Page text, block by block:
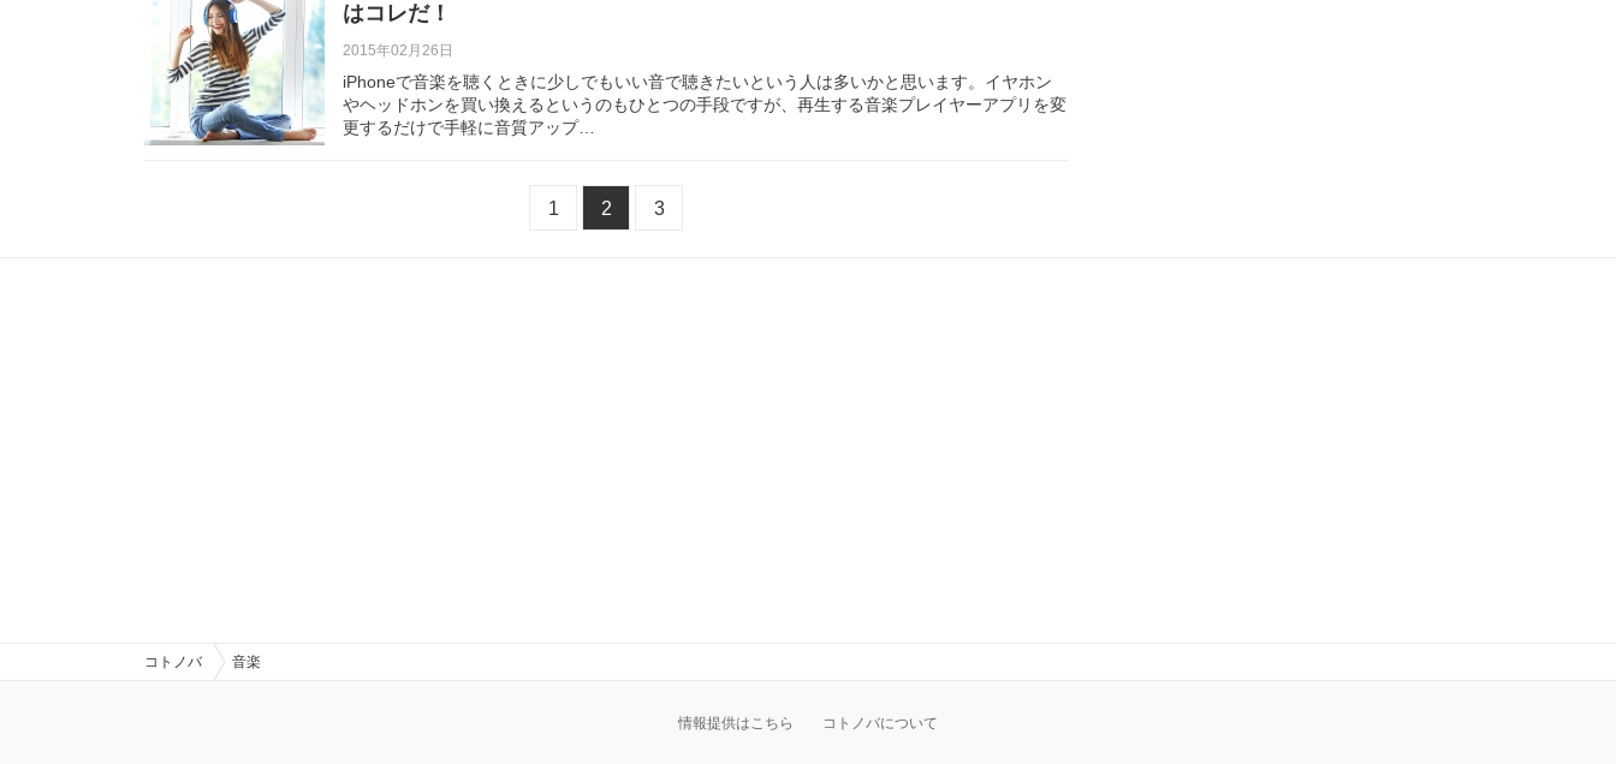
はコレだ！
2015年02月26日
iPhoneで音楽を聴くときに少しでもいい音で聴きたいという人は多いかと思います。イヤホン
やヘッドホンを買い換えるというのもひとつの手段ですが、再生する音楽プレイヤーアプリを変
更するだけで手軽に音質アップ…
1 2 3
コトノバ 音楽
情報提供はこちら コトノバについて